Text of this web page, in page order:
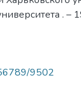
. –
9502